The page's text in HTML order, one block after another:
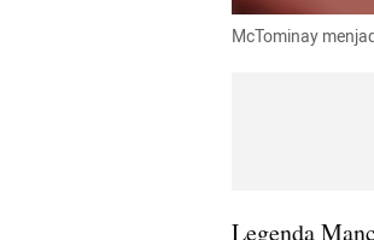
McTominay
Legenda